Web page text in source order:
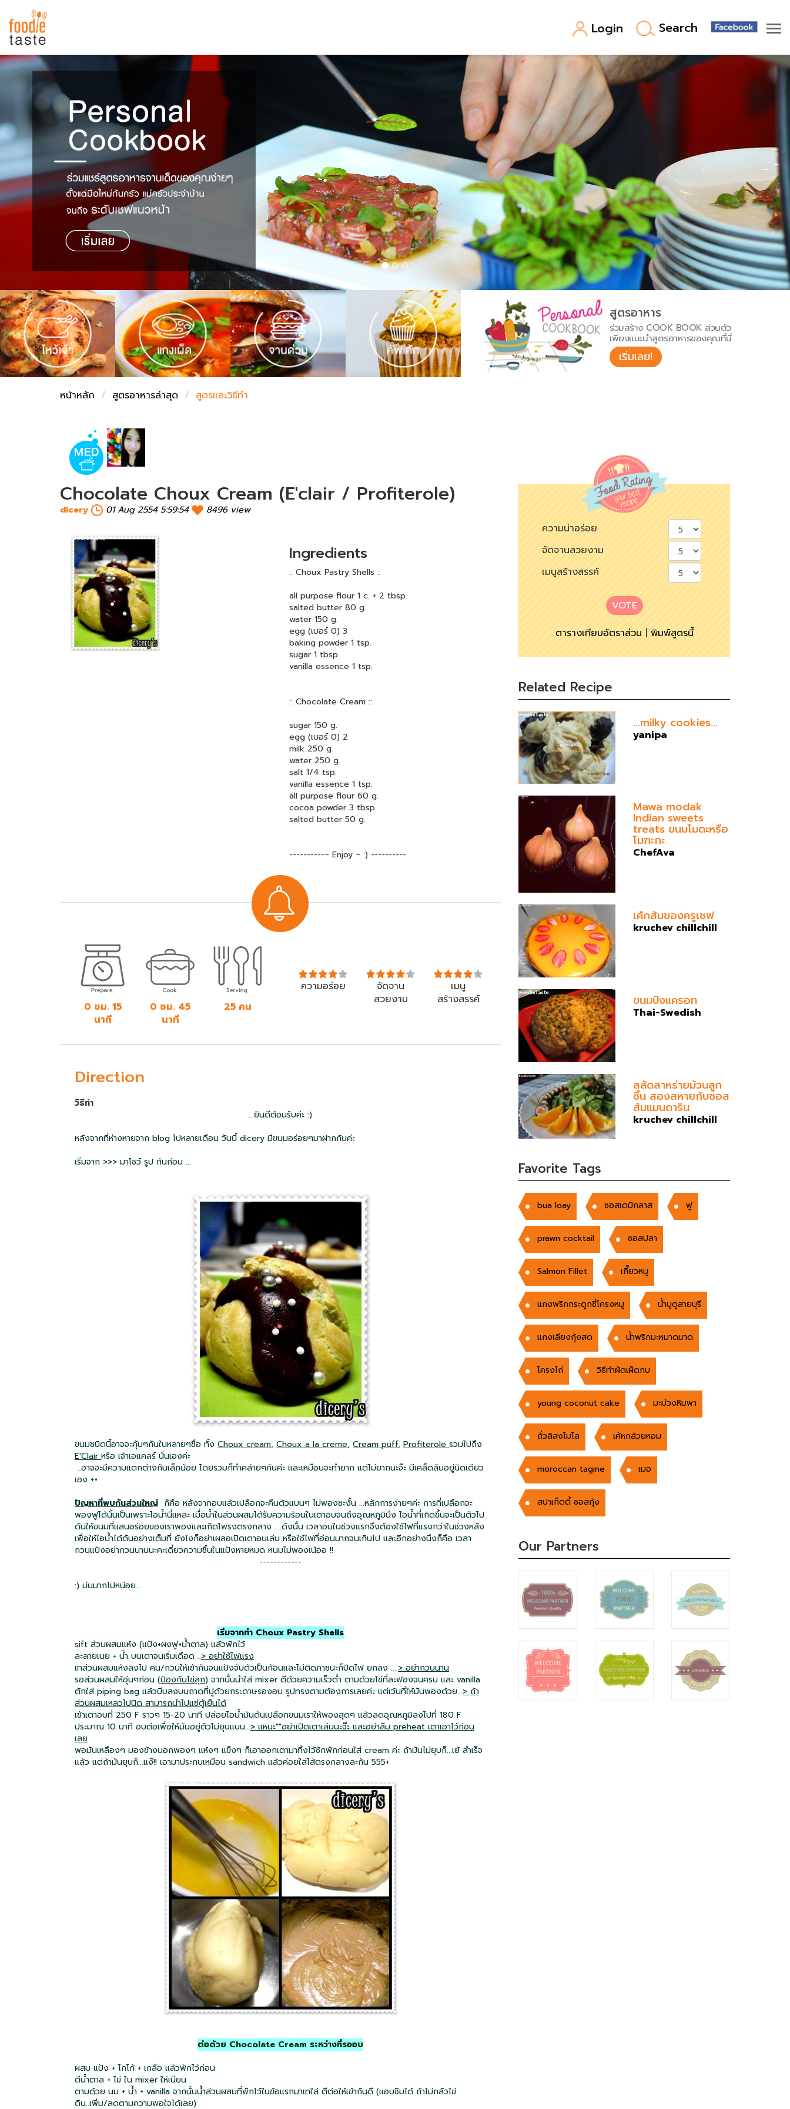
Login Search
สูตรอาหาร
สูตรอาหารล่าสุด
Top Foodie
พาไปชิม
สารพันก้นครัว
เคล็ดลับน่ารู้
เปรียบเทียบหน่วยการตวง
เปรียบเทียบอุณหภูมิ
เปรียบเทียบน้ำหนักวัตถุดิบ
ชั่งตวงเนย
FoodPedia
สร้าง Cookbook
สูตรอาหาร
ร่วมสร้าง COOK BOOK ส่วนตัว
เพียงแนะนำสูตรอาหารของคุณที่นี่
เริ่มเลย!
หน้าหลัก สูตรอาหารล่าสุด สูตรและวิธีทำ
Chocolate Choux Cream (E'clair / Profiterole)
dicery 01 Aug 2554 5:59:54 8496 view
Ingredients
:: Choux Pastry Shells ::
all purpose flour 1 c. + 2 tbsp.
salted butter 80 g.
water 150 g.
egg (เบอร์ 0) 3
baking powder 1 tsp.
sugar 1 tbsp.
vanilla essence 1 tsp.
:: Chocolate Cream ::
sugar 150 g.
egg (เบอร์ 0) 2
milk 250 g.
water 250 g.
salt 1/4 tsp.
vanilla essence 1 tsp.
all purpose flour 60 g.
cocoa powder 3 tbsp.
salted butter 50 g.
----------~ Enjoy ~ :) ----------
0 ชม. 15
นาที
0 ชม. 45
นาที
25 คน
ความอร่อย
จัดจาน
สวยงาม
เมนู
สร้างสรรค์
Direction
วิธีทำ
...ยินดีต้อนรับค่ะ :)
หลังจากที่ห่างหายจาก blog ไปหลายเดือน วันนี้ dicery มีขนมอร่อยๆมาฝากกันค่ะ
เริ่มจาก >>> มาโชว์ รูป กันก่อน ...
ขนมชนิดนี้อาจจะคุ้นๆกันในหลายๆชื่อ ทั้ง Choux cream, Choux a la creme, Cream puff, Profiterole รวมไปถึง
E'Clair หรือ เจ้าเอแคลร์ นั่นเองค่ะ
..อาจจะมีความแตกต่างกันเล็กน้อย โดยรวมก็ทำคล้ายๆกันค่ะ และเหมือนจะทำยาก แต่ไม่ยากนะจ๊ะ มีเคล็ดลับอยู่นิดเดียว
เอง ++
ปัญหาที่พบกันส่วนใหญ่ ก็คือ หลังจากอบแล้วเปลือกจะคืนตัวแบนๆ ไม่พองซะงั้น ...หลักการง่ายๆค่ะ การที่เปลือกจะ
พองฟูได้นั้นเป็นเพราะไอน้ำนี่แหละ เมื่อน้ำในส่วนผสมได้รับความร้อนในเตาอบจนถึงอุณหภูมินึง ไอน้ำที่เกิดขึ้นจะเป็นตัวไป
ดันให้ขนมที่แสนอร่อยของเราพองและเกิดโพรงตรงกลาง ....ดังนั้น เวลาอบในช่วงแรกจึงต้องใช้ไฟที่แรงกว่าในช่วงหลัง
เพื่อให้ไอน้ำได้ดันอย่างเต็มที่ ยังไงก็อย่าเผลอเปิดเตาอบเล่น หรือใช้ไฟที่อ่อนมากจนเกินไป และอีกอย่างนึงก็คือ เวลา
กวนแป้งอย่ากวนนานนะคะเดี๋ยวความชื้นในแป้งหายหมด หนมไม่พองเน้ออ !!
------------
:) บ่นมากไปหน่อย...
เริ่มจากทำ Choux Pastry Shells
sift ส่วนผสมแห้ง (แป้ง+ผงฟู+น้ำตาล) แล้วพักไว้
ละลายเนย + น้ำ บนเตาจนเริ่มเดือด ..> อย่าใช้ไฟแรง
เทส่วนผสมแห้งลงไป คน/กวนให้เข้ากันจนแป้งจับตัวเป็นก้อนและไม่ติดภาชนะก็ปิดไฟ ยกลง ....> อย่ากวนนาน
รอส่วนผสมให้อุ่นๆก่อน (ป้องกันไข่สุก) จากนั้นนำใส่ mixer ตีด้วยความเร็วต่ำ ตามด้วยไข่ที่ละฟองจนครบ และ vanilla
ตักใส่ piping bag แล้วบีบลงบนถาดที่ปูด้วยกระดาษรองอบ รูปทรงตามต้องการเลยค่ะ แต่เว้นที่ให้มันพองด้วย...> ถ้า
ส่วนผสมเหลวไปนิด สามารถนำไปแช่ตู้เย็นได้
เข้าเตาอบที่ 250 F ราวๆ 15-20 นาที ปล่อยไอน้ำมันดันเปลือกขนมเราให้พองสุดๆ แล้วลดอุณหภูมิลงไปที่ 180 F
ประมาณ 10 นาที อบต่อเพื่อให้มันอยู่ตัวไม่ยุบแบน...> แหนะ""อย่าเปิดเตาเล่นนะจ๊ะ และอย่าลืม preheat เตาเอาไว้ก่อน
เลย
พอมันเหลืองๆ มองข้างนอกพองๆ แห้งๆ แข็งๆ ก็เอาออกเตามาทิ้งไว้ซักพักก่อนใส่ cream ค่ะ ถ้ามันไม่ยุบก็...เย้ สำเร็จ
แล้ว แต่ถ้ามันยุบก็...แง๊!! เอามาประกบเหมือน sandwich แล้วค่อยใส่ไส้ตรงกลางละกัน 555+
ต่อด้วย Chocolate Cream ระหว่างที่รออบ
ผสม แป้ง + โกโก้ + เกลือ แล้วพักไว้ก่อน
ตีน้ำตาล + ไข่ ใน mixer ให้เนียน
ตามด้วย นม + น้ำ + vanilla จากนั้นน้ำส่วนผสมที่พักไว้ในข้อแรกมาเทใส่ ตีต่อให้เข้ากันดี (แอบชิมได้ ถ้าไม่กลัวไข่
ดิบ..เพิ่ม/ลดตามความพอใจได้เลย)
ความน่าอร่อย
จัดจานสวยงาม
เมนูสร้างสรรค์
VOTE
ตารางเทียบอัตราส่วน|พิมพ์สูตรนี้
Related Recipe
...milky cookies...
yanipa
Mawa modak
Indian sweets
treats ขนมโมดะหรือ
โมฑะกะ
ChefAva
เค้กส้มของครูเชฟ
kruchev chillchill
ขนมปังแครอท
Thai-Swedish
สลัดสาหร่ายม้วนลูก
ชิ้น สองสหายกับซอส
ส้มแมนดาริน
kruchev chillchill
Favorite Tags
bua loay ซอสเดมิกลาส ฟู
prawn cocktail ซอสปลา
Salmon Fillet เกี๊ยวหมู
แกงพริกกระดูกซี่โครงหมู น้ำบูดูสายบุรี
แกงเลียงกุ้งสด น้ำพริกมะหมาดมาด
โครงไก่ วิธีทำผัดเผ็ดกบ
young coconut cake มะม่วงหิมพา
ถั่วลิสงไมโล เค้หกล้วยหอม
moroccan tagine เมอ
สปาเก็ตตี้ ซอสกุ้ง
Our Partners